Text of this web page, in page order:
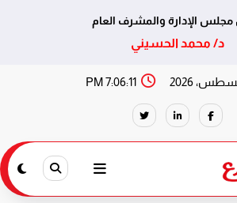
الإدارة والمشرف العام
د/ محمد الحسيني
7:06:12 PM